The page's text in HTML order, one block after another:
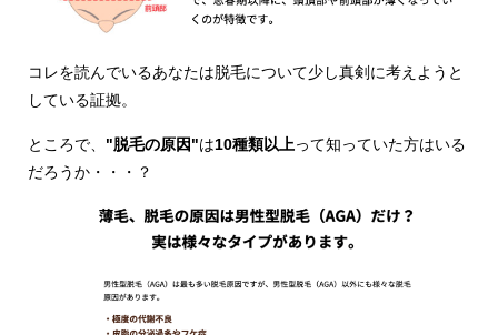
コレを読んでいるあなたは脱毛について少し真剣に考えようと
している証拠。
ところで、 "脱毛の原因"は10種類以上 って知っていた方はいる
だろうか・・・？